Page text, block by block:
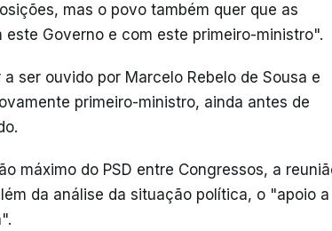
mas o povo também quer que as
Governo e com este primeiro-ministro".
ser ouvido por Marcelo Rebelo de Sousa e
primeiro-ministro, ainda antes de
máximo do PSD entre Congressos, a
da análise da situação política, o "apoio a